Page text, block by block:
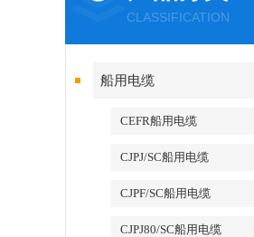
CLASSIFICATION
船用电缆
CEFR船用电缆
CJPJ/SC船用电缆
CJPF/SC船用电缆
CJPJ80/SC船用电缆